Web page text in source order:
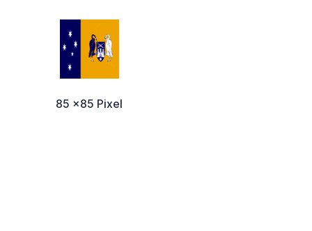
85 x85 Pixel